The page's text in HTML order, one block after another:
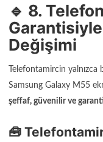
🔹 8.
Değişimi
Telefontamircin
Samsung Galaxy M55
şeffaf, güvenilir ve
🧰